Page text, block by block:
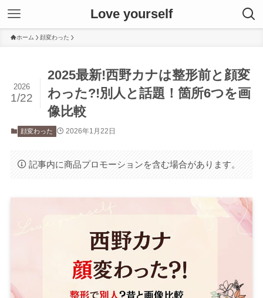
Love yourself
ホーム 顔変わった
2025最新!西野カナは整形前と顔変
わった?!別人と話題！箇所6つを画
像比較
2026
1/22
顔変わった 2026年1月22日
記事内に商品プロモーションを含む場合があります。